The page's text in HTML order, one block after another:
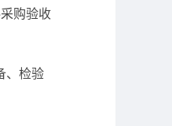
购验收
、检验